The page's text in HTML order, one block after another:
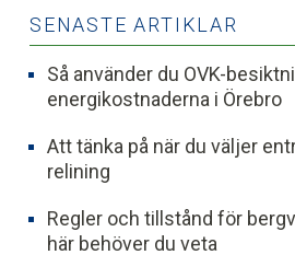
SENASTE ARTIKLAR
Så använder du OVK-
energikostnaderna i Örebro
Att tänka på när du väljer
relining
Regler och tillstånd för
här behöver du veta